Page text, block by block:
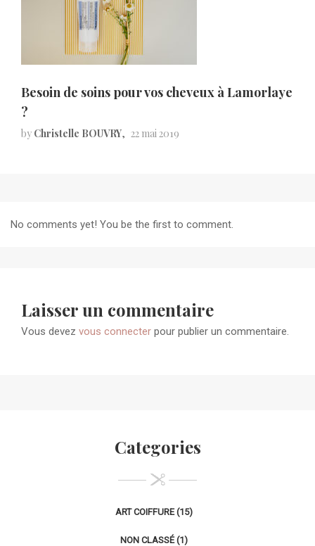
Besoin de soins pour vos cheveux à Lamorlaye
?
by Christelle BOUVRY 22 mai 2019
No comments yet! You be the first to comment.
Laisser un commentaire
Vous devez vous connecter pour publier un commentaire.
Categories
ART COIFFURE (15)
NON CLASSÉ (1)